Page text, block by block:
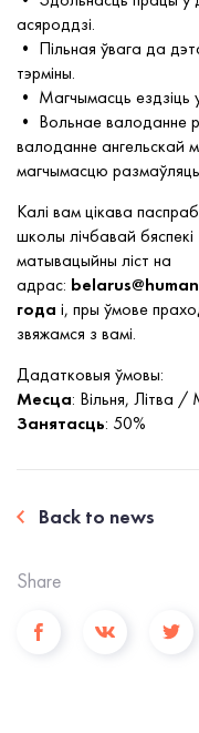
асяроддзі.
• Пільная ўвага да
тэрміны.
• Магчымасць ездзіць
• Вольнае валоданне
валоданне ангельскай
магчымасцю размаўляць
Калі вам цікава
школы лічбавай
матывацыйны ліст на
адрас:
года і, пры ўмове
звяжамся з вамі.
Дадатковыя ўмовы:
Месца: Вільня, Літва /
Занятасць: 50%
Back to news
Share